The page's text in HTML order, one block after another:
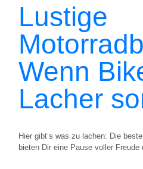
Lustige
Wenn
Lacher
Hier gibt’s was zu lachen: Die
bieten Dir eine Pause voller Freude